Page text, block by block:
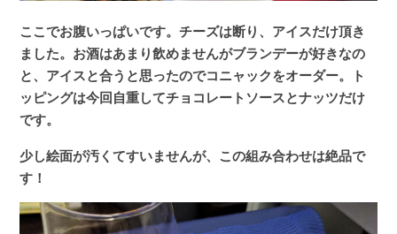
ここでお腹いっぱいです。チーズは断り、アイスだけ頂き
ました。お酒はあまり飲めませんがブランデーが好きなの
と、アイスと合うと思ったのでコニャックをオーダー。ト
ッピングは今回自重してチョコレートソースとナッツだけ
です。
少し絵面が汚くてすいませんが、この組み合わせは絶品で
す！